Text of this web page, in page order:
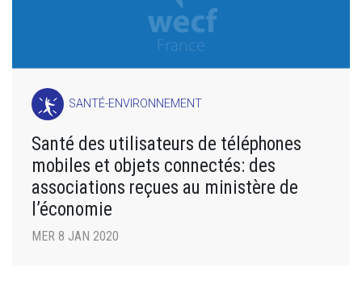
SANTÉ-ENVIRONNEMENT
Santé des utilisateurs de téléphones
mobiles et objets connectés: des
associations reçues au ministère de
l’économie
MER 8 JAN 2020